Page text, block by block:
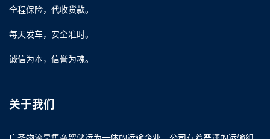
全程保险，代收货款。
每天发车，安全准时。
诚信为本，信誉为魂。
关于我们